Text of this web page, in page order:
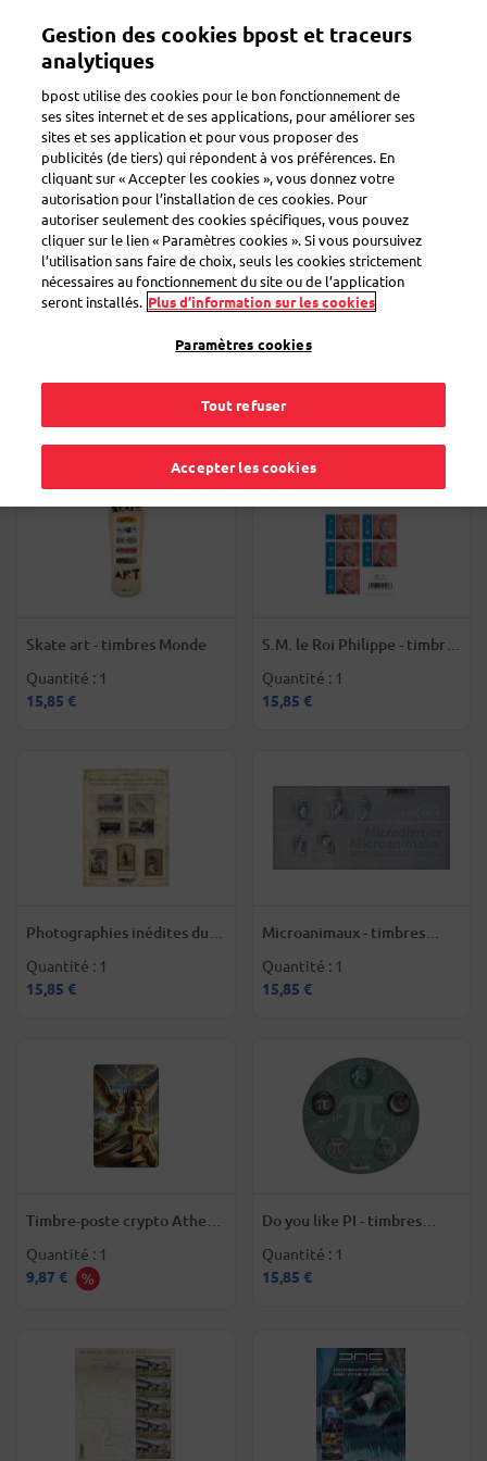
contenu
Mon compte
Zoeken
Retour
Timbres monde
Sorteren op
Skate art - timbres Monde
Quantité : 1
15,85 €
S.M. le Roi Philippe - timbres
Quantité : 1
15,85 €
Photographies inédites du
Quantité : 1
15,85 €
Microanimaux - timbres
Quantité : 1
15,85 €
Timbre-poste crypto Athena
Quantité : 1
9,87 €
Do you like PI - timbres
Quantité : 1
15,85 €
Gestion des cookies bpost et traceurs
analytiques
bpost utilise des cookies pour le bon fonctionnement de
ses sites internet et de ses applications, pour améliorer ses
sites et ses application et pour vous proposer des
publicités (de tiers) qui répondent à vos préférences. En
cliquant sur « Accepter les cookies », vous donnez votre
autorisation pour l’installation de ces cookies. Pour
autoriser seulement des cookies spécifiques, vous pouvez
cliquer sur le lien « Paramètres cookies ». Si vous poursuivez
l’utilisation sans faire de choix, seuls les cookies strictement
nécessaires au fonctionnement du site ou de l’application
seront installés. Plus d’information sur les cookies
Paramètres cookies
Tout refuser
Accepter les cookies